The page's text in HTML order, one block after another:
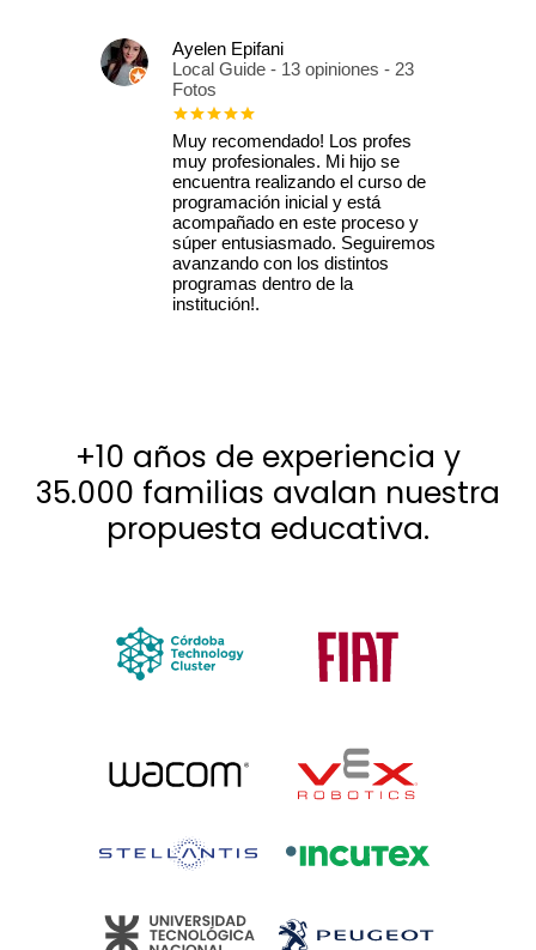
Ayelen Epifani
Local Guide - 13 opiniones - 23
Fotos
Muy recomendado! Los profes
muy profesionales. Mi hijo se
encuentra realizando el curso de
programación inicial y está
acompañado en este proceso y
súper entusiasmado. Seguiremos
avanzando con los distintos
programas dentro de la
institución!.
+10 años de experiencia y
35.000 familias avalan nuestra
propuesta educativa.